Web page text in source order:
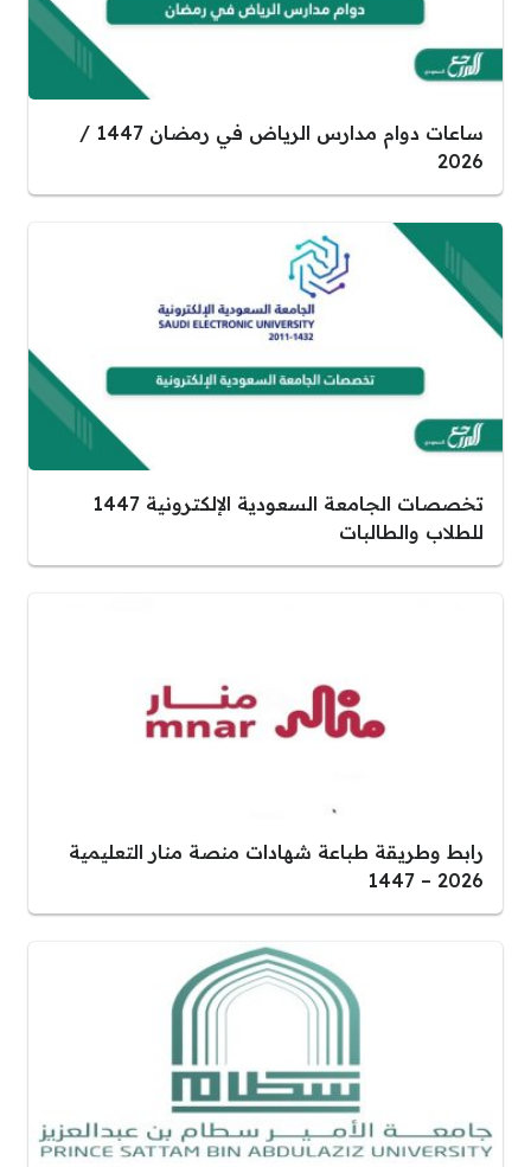
ساعات دوام مدارس الرياض في رمضان 1447 /
2026
تخصصات الجامعة السعودية الإلكترونية 1447
للطلاب والطالبات
رابط وطريقة طباعة شهادات منصة منار التعليمية
2026 – 1447